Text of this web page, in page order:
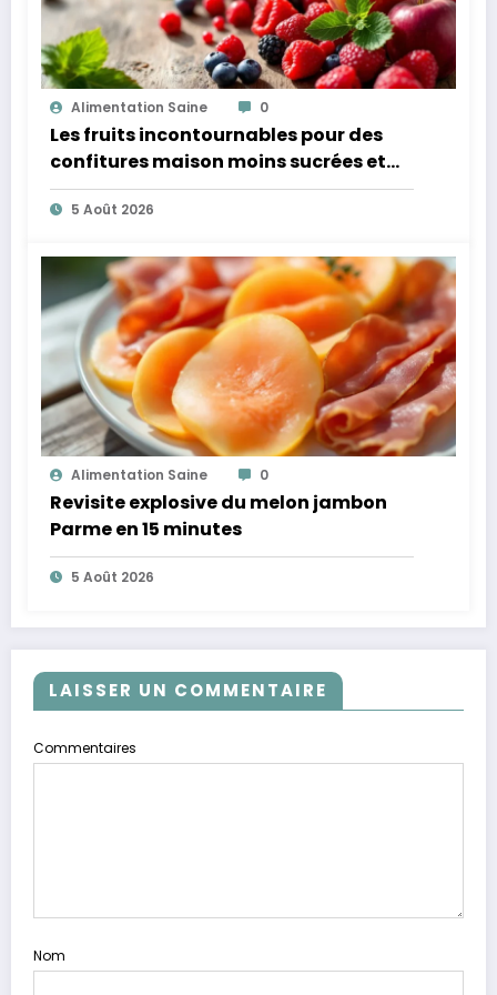
Alimentation Saine 0
Les fruits incontournables pour des
confitures maison moins sucrées et
plus légères
5 Août 2026
Alimentation Saine 0
Revisite explosive du melon jambon
Parme en 15 minutes
5 Août 2026
LAISSER UN COMMENTAIRE
Commentaires
Nom